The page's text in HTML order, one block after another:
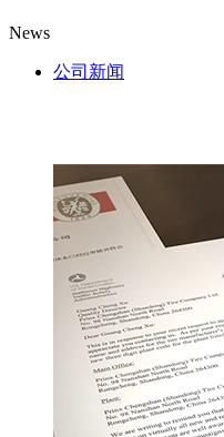
News
公司新闻